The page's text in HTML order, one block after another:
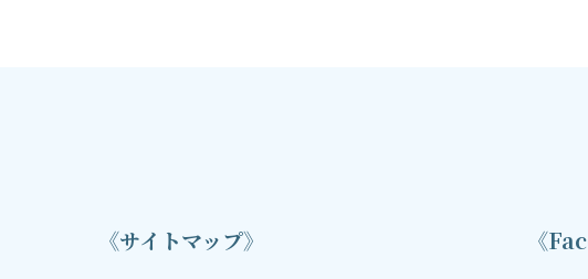
《サイトマップ》 《